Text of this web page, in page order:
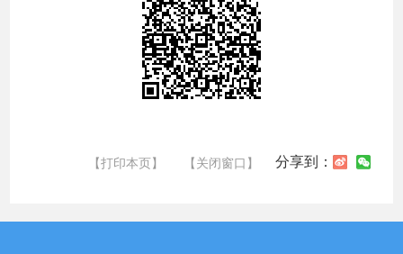
【打印本页】 【关闭窗口】 分享到：